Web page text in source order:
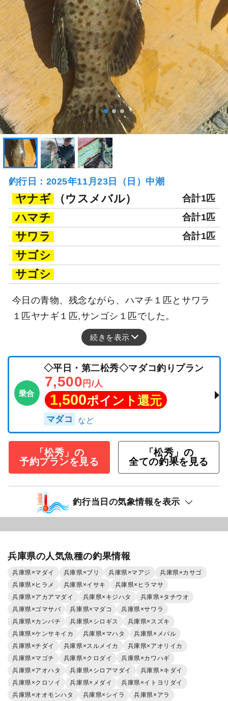
釣行日：2025年11月23日（日）中潮
ヤナギ （ウスメバル） 合計1匹
ハマチ 合計1匹
サワラ 合計1匹
サゴシ
サゴシ
今日の青物、残念ながら、ハマチ１匹とサワラ
１匹ヤナギ１匹,サンゴシ１匹でした。
続きを表示
乗合
◇平日・第二松秀◇マダコ釣りプラン
7,500 円/人
1,500ポイント還元
マダコ
「松秀」の
予約プランを見る
「松秀」の
全ての釣果を見る
釣行当日の気象情報を表示
兵庫県の人気魚種の釣果情報
兵庫県×マダイ 兵庫県×ブリ 兵庫県×マアジ
兵庫県×カサゴ
兵庫県×ヒラメ
兵庫県×イサキ
兵庫県×ヒラマサ
兵庫県×アカアマダイ
兵庫県×キジハタ
兵庫県×タチウオ
兵庫県×ゴマサバ
兵庫県×マダコ
兵庫県×サワラ
兵庫県×カンパチ
兵庫県×シロギス
兵庫県×スズキ
兵庫県×ケンサキイカ
兵庫県×マハタ
兵庫県×メバル
兵庫県×チダイ
兵庫県×スルメイカ
兵庫県×アオリイカ
兵庫県×マゴチ
兵庫県×クロダイ
兵庫県×カワハギ
兵庫県×アオハタ
兵庫県×シロアマダイ
兵庫県×キダイ
兵庫県×クロソイ
兵庫県×メダイ
兵庫県×イトヨリダイ
兵庫県×オオモンハタ
兵庫県×シイラ
兵庫県×アラ